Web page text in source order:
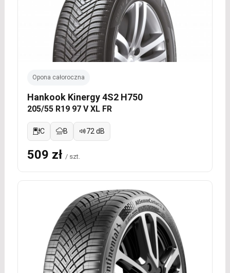
Opona całoroczna
Hankook Kinergy 4S2 H750
205/55 R19 97 V XL FR
C B 72 dB
509 zł / szt.